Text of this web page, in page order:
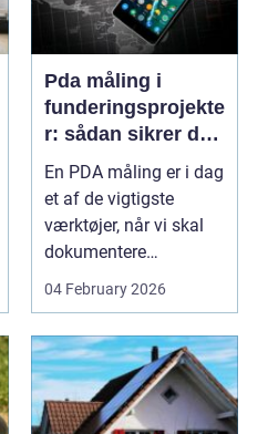
Pda måling i
funderingsprojekte
r: sådan sikrer du
dokumenteret
bæreevne
En PDA måling er i dag
et af de vigtigste
værktøjer, når vi skal
dokumentere
bæreevnen af pæle til
04 February 2026